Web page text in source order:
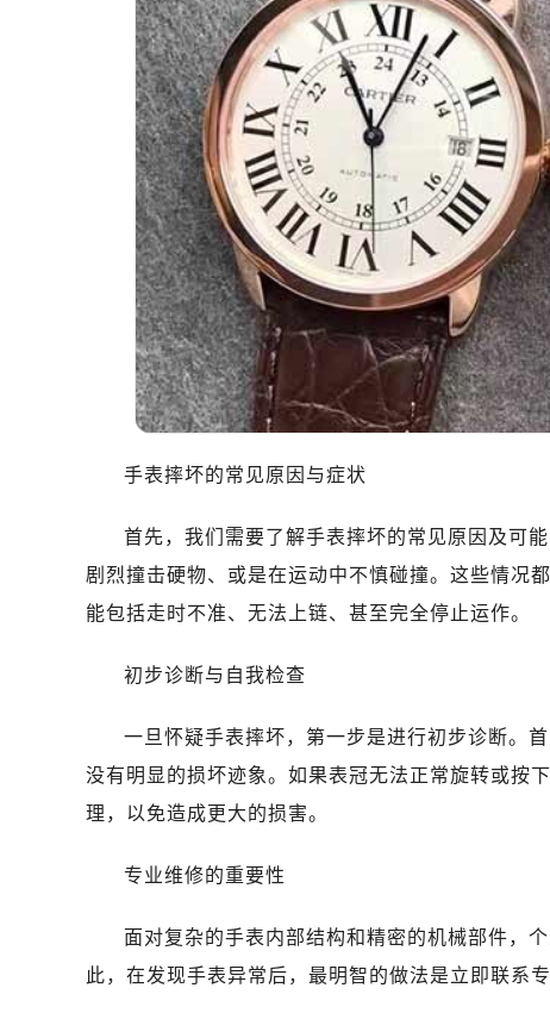
手表摔坏的常见原因与症状
首先，我们需要了解手表摔坏的常见原因及可
剧烈撞击硬物、或是在运动中不慎碰撞。这些情况
能包括走时不准、无法上链、甚至完全停止运作。
初步诊断与自我检查
一旦怀疑手表摔坏，第一步是进行初步诊断。
没有明显的损坏迹象。如果表冠无法正常旋转或按
理，以免造成更大的损害。
专业维修的重要性
面对复杂的手表内部结构和精密的机械部件，
此，在发现手表异常后，最明智的做法是立即联系